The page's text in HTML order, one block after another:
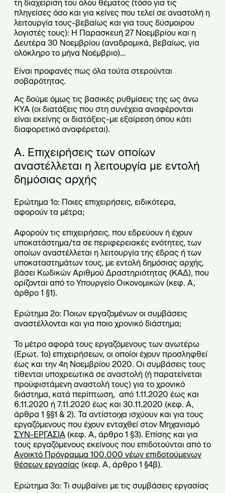
τη διαχείριση του όλου θέματος (τόσο για τις
πληγείσες όσο και για κείνες που τελεί σε αναστολή η
λειτουργία τους-βεβαίως και για τους δύσμοιρου
λογιστές τους): Η Παρασκευή 27 Νοεμβρίου και η
Δευτέρα 30 Νοεμβρίου (αναδρομικά, βεβαίως, για
ολόκληρο το μήνα Νοέμβριο)…
Είναι προφανές πως όλα τούτα στερούνται
σοβαρότητας.
Ας δούμε όμως τις βασικές ρυθμίσεις της ως άνω
ΚΥΑ (οι διατάξεις που στη συνέχεια αναφέρονται
είναι εκείνης οι διατάξεις-με εξαίρεση όπου κάτι
διαφορετικό αναφέρεται).
Α. Επιχειρήσεις των οποίων
αναστέλλεται η λειτουργία με εντολή
δημόσιας αρχής
Ερώτημα 1ο: Ποιες επιχειρήσεις, ειδικότερα,
αφορούν τα μέτρα;
Αφορούν τις επιχειρήσεις, που εδρεύουν ή έχουν
υποκατάστημα/τα σε περιφερειακές ενότητες, των
οποίων αναστέλλεται η λειτουργία της έδρας ή των
υποκαταστημάτων τους, με εντολή δημόσιας αρχής,
βάσει Κωδικών Αριθμού Δραστηριότητας (ΚΑΔ), που
ορίζονται από το Υπουργείο Οικονομικών (κεφ. Α,
άρθρο 1 §1).
Ερώτημα 2ο: Ποιων εργαζομένων οι συμβάσεις
αναστέλλονται και για ποιο χρονικό διάστημα;
Το μέτρο αφορά τους εργαζόμενους των ανωτέρω
(Ερωτ. 1ο) επιχειρήσεων, οι οποίοι έχουν προσληφθεί
έως και την 4η Νοεμβρίου 2020. Οι συμβάσεις τους
τίθενται υποχρεωτικά σε αναστολή (ή παρατείνεται
προϋφιστάμενη αναστολή τους) για το χρονικό
διάστημα, κατά περίπτωση, από 1.11.2020 έως και
6.11.2020 ή 7.11.2020 έως και 30.11.2020 (κεφ. Α,
άρθρα 1 §§1 & 2). Τα αντίστοιχα ισχύουν και για τους
εργαζόμενους που έχουν ενταχθεί στον Μηχανισμό
ΣΥΝ-ΕΡΓΑΣΙΑ (κεφ. Α, άρθρο 1 §3). Επίσης και για
τους εργαζόμενους εκείνους που επιδοτούνται από το
Ανοικτό Πρόγραμμα 100.000 νέων επιδοτούμενων
θέσεων εργασίας (κεφ. Α, άρθρο 1 §4β).
Ερώτημα 3ο: Τι συμβαίνει με τις συμβάσεις εργασίας